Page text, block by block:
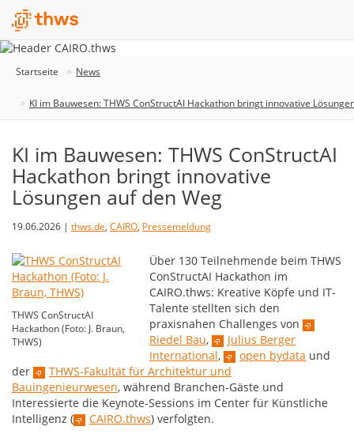
Startseite News
KI im Bauwesen: THWS ConStructAI Hackathon bringt innovative
KI im Bauwesen: THWS ConStructAI
Hackathon bringt innovative
Lösungen auf den Weg
19.06.2026 | thws.de, CAIRO, Pressemeldung
THWS ConStructAI
Hackathon (Foto: J. Braun,
THWS)
Über 130 Teilnehmende beim THWS
ConStructAI Hackathon im
CAIRO.thws: Kreative Köpfe und IT-
Talente stellten sich den
praxisnahen Challenges von
Riedel Bau,
Julius Berger
International, open bydata und
der
THWS-Fakultät für Architektur und
Bauingenieurwesen, während Branchen-Gäste und
Interessierte die Keynote-Sessions im Center für Künstliche
Intelligenz (
CAIRO.thws) verfolgten.